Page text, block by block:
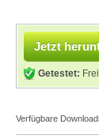
Jetzt
Getestet:
Verfügbare